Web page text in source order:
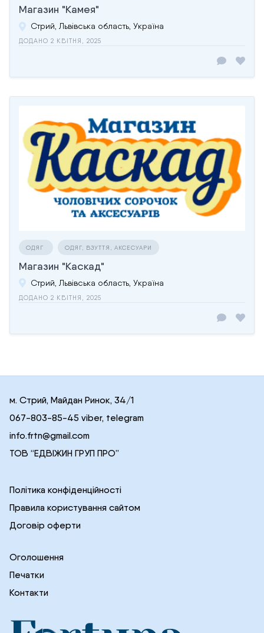
Магазин "Камея"
Стрий, Львівська область, Україна
ДОДАНО 2 КВІТНЯ, 2025
ОДЯГ ОДЯГ, ВЗУТТЯ, АКСЕСУАРИ
Магазин "Каскад"
Стрий, Львівська область, Україна
ДОДАНО 2 КВІТНЯ, 2025
м. Стрий, Майдан Ринок, 34/1
067-803-85-45 viber, telegram
info.frtn@gmail.com
ТОВ “ЕДВІЖИН ГРУП ПРО”
Політика конфіденційності
Правила користування сайтом
Договір оферти
Оголошення
Печатки
Контакти